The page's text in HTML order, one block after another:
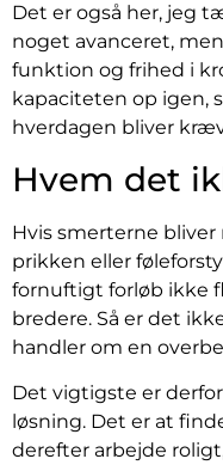
Det er også her, jeg
noget avanceret,
funktion og frihed i
kapaciteten op igen,
hverdagen bliver
Hvem det
Hvis smerterne
prikken eller
fornuftigt forløb ikke
bredere. Så er det
handler om en
Det vigtigste er
løsning. Det er at
derefter arbejde